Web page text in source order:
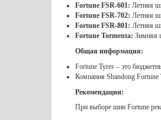
Fortune FSR-601: Летняя
Fortune FSR-702: Летняя
Fortune FSR-801: Летняя
Fortune Tormenta: Зимняя
Общая информация:
Fortune Tyres – это
Компания Shandong Fortune
Рекомендации:
При выборе шин Fortune